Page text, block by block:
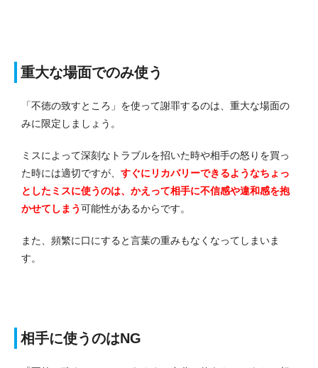
重大な場面でのみ使う
「不徳の致すところ」を使って謝罪するのは、重大な場面の
みに限定しましょう。
ミスによって深刻なトラブルを招いた時や相手の怒りを買っ
た時には適切ですが、 すぐにリカバリーできるようなちょっ
としたミスに使うのは、かえって相手に不信感や違和感を抱
かせてしまう可能性があるからです。
また、頻繁に口にすると言葉の重みもなくなってしまいま
す。
相手に使うのはNG